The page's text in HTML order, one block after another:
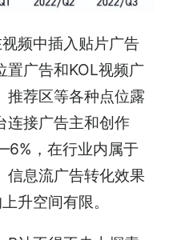
频中插入贴片广告
置广告和KOL视频广
推荐区等各种点位露
连接广告主和创作
，在行业内属于
信息流广告转化效果
升空间有限。